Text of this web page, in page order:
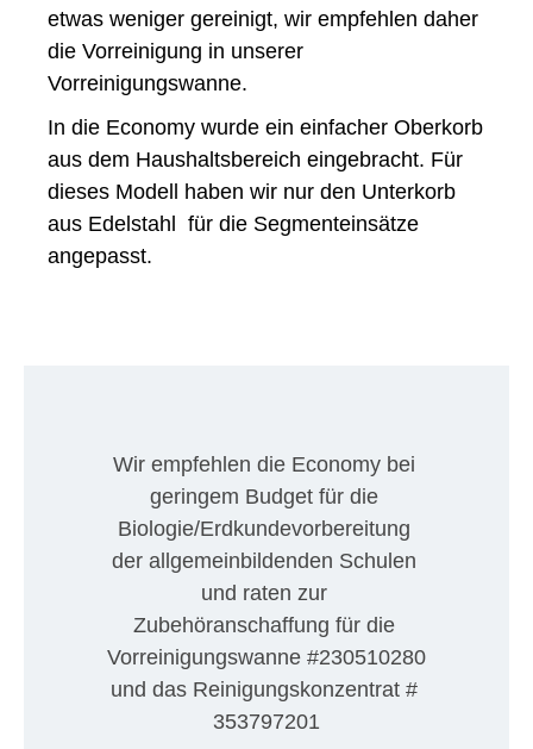
etwas weniger gereinigt, wir empfehlen daher
die Vorreinigung in unserer
Vorreinigungswanne.
In die Economy wurde ein einfacher Oberkorb
aus dem Haushaltsbereich eingebracht. Für
dieses Modell haben wir nur den Unterkorb
aus Edelstahl für die Segmenteinsätze
angepasst.
Wir empfehlen die Economy bei
geringem Budget für die
Biologie/Erdkundevorbereitung
der allgemeinbildenden Schulen
und raten zur
Zubehöranschaffung für die
Vorreinigungswanne #230510280
und das Reinigungskonzentrat #
353797201